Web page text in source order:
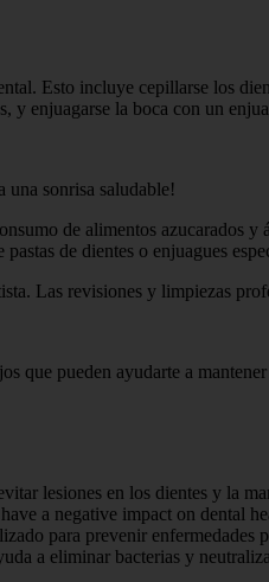
Esto incluye cepillarse los
y enjuagarse la boca con un
una sonrisa saludable!
de alimentos azucarados
de dientes o enjuagues
Las revisiones y limpiezas
que pueden ayudarte a
lesiones en los dientes y la
a negative impact on dental
para prevenir enfermedades
a eliminar bacterias y